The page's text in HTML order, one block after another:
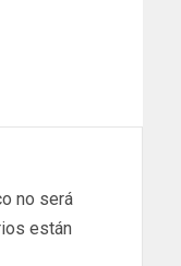
no será
están